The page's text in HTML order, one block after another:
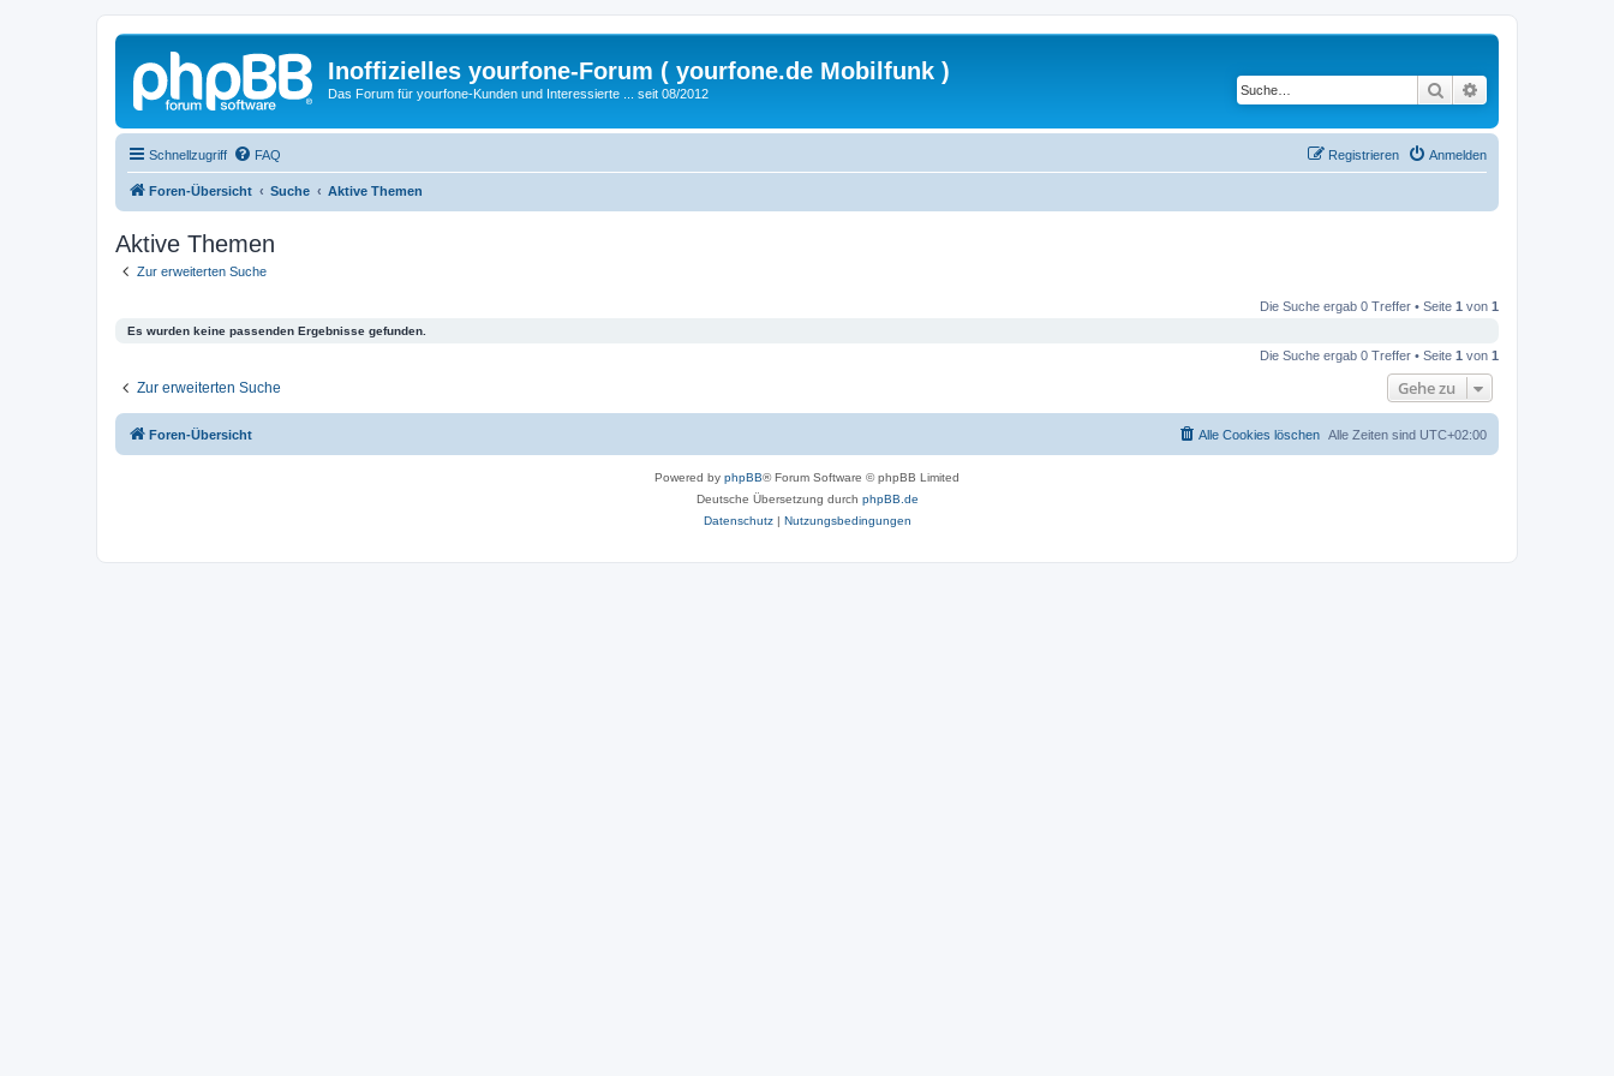
Inoffizielles yourfone-Forum ( yourfone.de Mobilfunk )
Das Forum für yourfone-Kunden und Interessierte ... seit 08/2012 Suche
Schnellzugriff FAQ Anmelden
Registrieren
Foren-Übersicht Suche Aktive Themen
Aktive Themen
Zur erweiterten Suche
Die Suche ergab 0 Treffer • Seite 1 von 1
Es wurden keine passenden Ergebnisse gefunden.
Die Suche ergab 0 Treffer • Seite 1 von 1
Zur erweiterten Suche Gehe zu
Foren-Übersicht Alle Zeiten sind UTC+02:00
Alle Cookies löschen
Powered by phpBB® Forum Software © phpBB Limited
Deutsche Übersetzung durch phpBB.de
Datenschutz| Nutzungsbedingungen